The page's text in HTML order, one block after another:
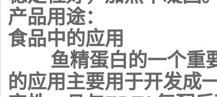
产品用途：
食品中的应用
鱼精蛋白的一个重要
的应用主要用于开发成